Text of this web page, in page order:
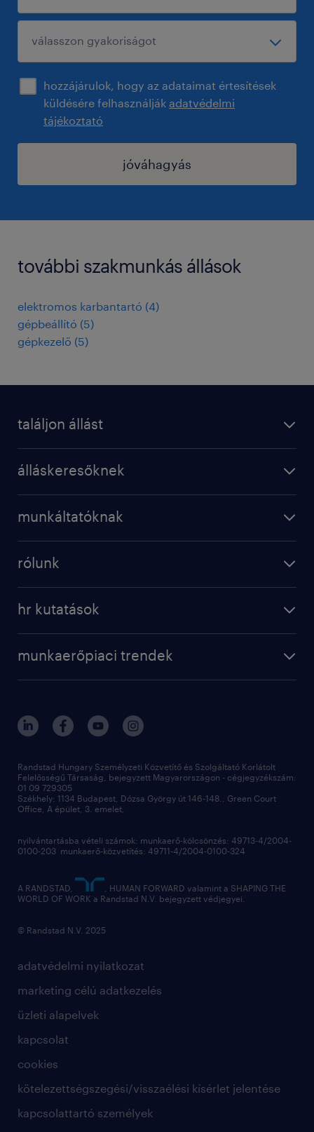
hozzájárulok, hogy az adataimat értesítések
küldésére felhasználják adatvédelmi
tájékoztató
jóváhagyás
további szakmunkás állások
elektromos karbantartó (4)
gépbeállító (5)
gépkezelő (5)
találjon állást
álláskeresőknek
karrier tippek
kapcsolat
munkáltatóknak
operational
kapcsolat
rólunk
hr kutatások
employer brand research
munkaerőpiaci trendek
hr kutatások
kiválasztás
megtartás
munkahelyi teljesítmény
toborzás
munkaerőpiac
hírlevél
adatvédelmi nyilatkozat
marketing célú adatkezelés
üzleti alapelvek
kapcsolat
cookies
kötelezettségszegési/visszaélési kísérlet jelentése
kapcsolattartó személyek
Randstad Hungary Személyzeti Közvetítő és Szolgáltató Korlátolt
Felelősségű Társaság, bejegyzett Magyarországon - cégjegyzékszám:
01 09 729305
Székhely: 1134 Budapest, Dózsa György út 146-148., Green Court
Office, A épület, 3. emelet,
nyilvántartásba vételi számok: munkaerő-kölcsönzés: 49713-4/2004-
0100-203 munkaerő-közvetítés: 49711-4/2004-0100-324
A RANDSTAD,
, HUMAN FORWARD valamint a SHAPING THE
WORLD OF WORK a Randstad N.V. bejegyzett védjegyei.
© Randstad N.V. 2025